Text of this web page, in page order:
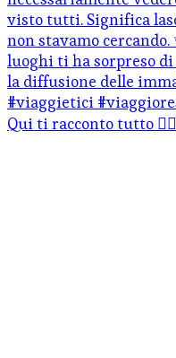
Qui ti racconto tutto